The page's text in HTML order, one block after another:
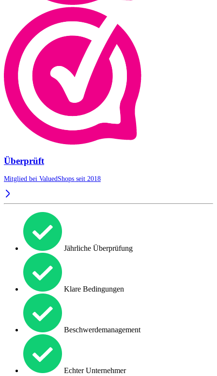
Überprüft
Mitglied bei ValuedShops seit 2018
Jährliche Überprüfung
Klare Bedingungen
Beschwerdemanagement
Echter Unternehmer